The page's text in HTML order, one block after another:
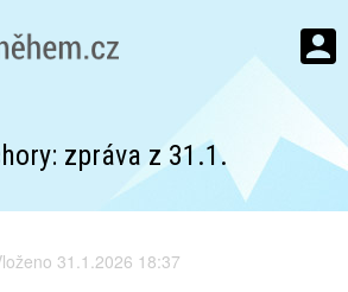
zpráva z 31.1.
31.1.2026 18:37